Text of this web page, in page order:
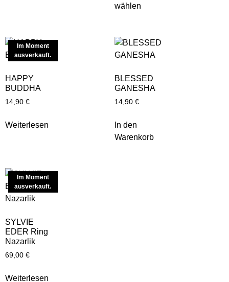
wählen
Im Moment
ausverkauft.
HAPPY
BUDDHA
14,90 €
Weiterlesen
BLESSED
GANESHA
14,90 €
In den
Warenkorb
Im Moment
ausverkauft.
SYLVIE
EDER Ring
Nazarlik
69,00 €
Weiterlesen